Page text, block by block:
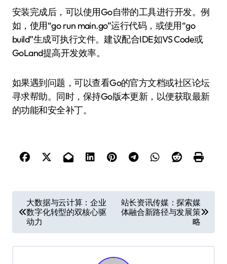
安装完成后，可以使用Go自带的工具进行开发。例
如，使用“go run main.go”运行代码，或使用“go
build”生成可执行文件。建议配合IDE如VS Code或
GoLand提高开发效率。
如果遇到问题，可以查看Go的官方文档或社区论坛
寻求帮助。同时，保持Go版本更新，以便获取最新
的功能和安全补丁。
章
导
航
大数据与云计算：企业
数字化转型的双核心驱
动力
站长资讯传媒：探索媒
体融合新路径与发展策
略